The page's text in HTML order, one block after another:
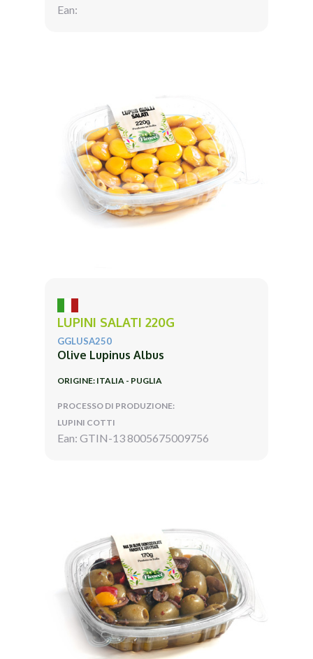
Ean:
LUPINI SALATI 220G
GGLUSA250
Olive Lupinus Albus
ORIGINE: ITALIA - PUGLIA
PROCESSO DI PRODUZIONE:
LUPINI COTTI
Ean: GTIN-13 8005675009756